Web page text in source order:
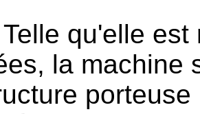
Telle qu'elle
la machine